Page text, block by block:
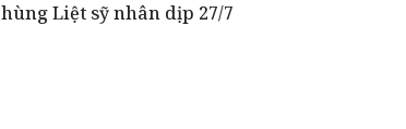
hùng Liệt sỹ nhân dịp 27/7